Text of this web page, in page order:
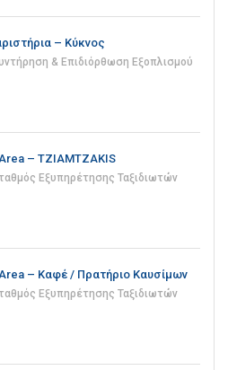
– Κύκνος
& Επιδιόρθωση Εξοπλισμού
– TZIAMTZAKIS
Εξυπηρέτησης Ταξιδιωτών
– Καφέ / Πρατήριο Καυσίμων
Εξυπηρέτησης Ταξιδιωτών